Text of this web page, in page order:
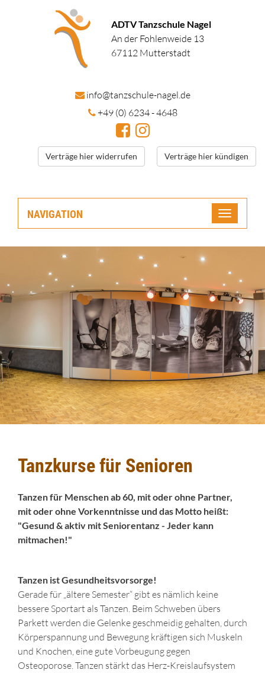
ADTV Tanzschule Nagel
An der Fohlenweide 13
67112 Mutterstadt
info@tanzschule-nagel.de
+49 (0) 6234 - 4648
Verträge hier widerrufen Verträge hier kündigen
NAVIGATION
Toggle
Tanzkurse für Senioren
Tanzen für Menschen ab 60, mit oder ohne Partner,
mit oder ohne Vorkenntnisse und das Motto heißt:
"Gesund & aktiv mit Seniorentanz - Jeder kann
mitmachen!"
Tanzen ist Gesundheitsvorsorge!
Gerade für „ältere Semester“ gibt es nämlich keine
bessere Sportart als Tanzen. Beim Schweben übers
Parkett werden die Gelenke geschmeidig gehalten, durch
Körperspannung und Bewegung kräftigen sich Muskeln
und Knochen, eine gute Vorbeugung gegen
Osteoporose. Tanzen stärkt das Herz-Kreislaufsystem